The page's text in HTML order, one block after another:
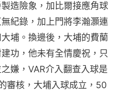
造險象，加比爾接應角球
紀錄，加上門將李瀚灝連
埔。換邊後，大埔的費蘭
功，他未有全情慶祝，只
嫌，VAR介入翻查入球是
審核，大埔入球成立，50